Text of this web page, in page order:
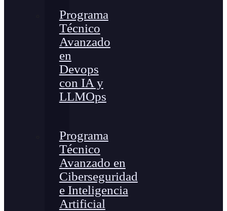
Programa
Técnico
Avanzado
en
Devops
con IA y
LLMOps
Programa
Técnico
Avanzado en
Ciberseguridad
e Inteligencia
Artificial